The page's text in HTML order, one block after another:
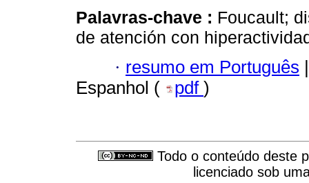
Palavras-chave : Foucault;
de atención con
· resumo em Português |
Espanhol (
pdf )
Todo o conteúdo deste
licenciado sob